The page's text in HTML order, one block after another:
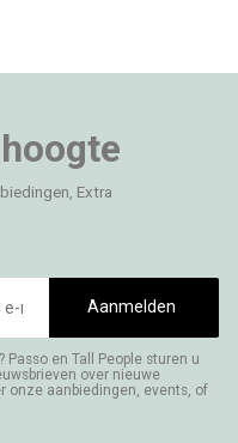
Extra
Aanmelden
en Tall People sturen u
over nieuwe
onze aanbiedingen, events, of